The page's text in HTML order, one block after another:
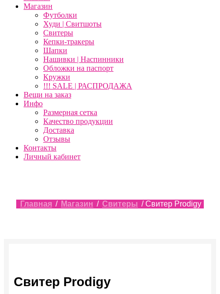
Магазин
Футболки
Худи | Свитшоты
Свитеры
Кепки-тракеры
Шапки
Нашивки | Наспинники
Обложки на паспорт
Кружки
!!! SALE | РАСПРОДАЖА
Вещи на заказ
Инфо
Размерная сетка
Качество продукции
Доставка
Отзывы
Контакты
Личный кабинет
Главная / Магазин / Свитеры / Свитер Prodigy
Свитер Prodigy